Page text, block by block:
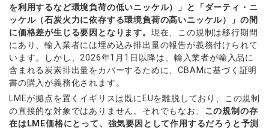
を利用するなど環境負荷の低いニッケル）」と「ダーティ・ニ
ッケル（石炭火力に依存する環境負荷の高いニッケル）」の間
に価格差が生じる要因となります。 現在、この規制は移行期間
にあり、輸入業者には埋め込み排出量の報告が義務付けられて
います。しかし、2026年1月1日以降は、輸入業者が輸入品に
含まれる炭素排出量をカバーするために、CBAMに基づく証明
書の購入が義務化されます。
LMEが拠点を置くイギリスは既にEUを離脱しており、この規制
の直接的な対象ではありません。それでもなお、 この規制の存
在はLME価格にとって、強気要因として作用するだろうと予測